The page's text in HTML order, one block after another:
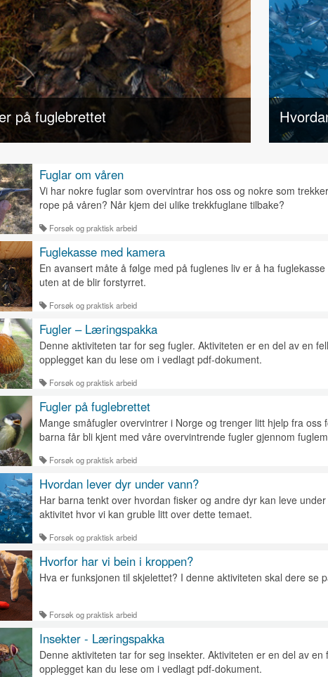
på fuglebrettet
Fuglar om våren
Vi har nokre fuglar som overvintrar hos oss og nokre som
rope på våren? Når kjem dei ulike trekkfuglane tilbake?
Forsøk og praktisk arbeid
Fuglekasse med kamera
En avansert måte å følge med på fuglenes liv er å ha
uten at de blir forstyrret.
Forsøk og praktisk arbeid
Fugler – Læringspakka
Denne aktiviteten tar for seg fugler. Aktiviteten er en del av en
opplegget kan du lese om i vedlagt pdf-dokument.
Forsøk og praktisk arbeid
Fugler på fuglebrettet
Mange småfugler overvintrer i Norge og trenger litt hjelp fra
barna får bli kjent med våre overvintrende fugler gjennom
Forsøk og praktisk arbeid
Hvordan lever dyr under vann?
Har barna tenkt over hvordan fisker og andre dyr kan leve
aktivitet hvor vi kan gruble litt over dette temaet.
Forsøk og praktisk arbeid
Hvorfor har vi bein i kroppen?
Hva er funksjonen til skjelettet? I denne aktiviteten skal dere se
Forsøk og praktisk arbeid
Insekter - Læringspakka
Denne aktiviteten tar for seg insekter. Aktiviteten er en del av
opplegget kan du lese om i vedlagt pdf-dokument.